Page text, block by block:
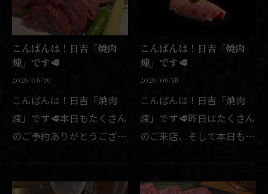
てしまっておりまして、
カ…
相性も◎なので、是非一度
こんばんは！日吉「焼肉
煉」です🥩
2026/06/19
こんばんは！日吉「焼肉
煉」です🥩本日もたくさん
のご予約ありがとうござい
です🪑本日も最高のお肉と
こんばんは！日吉「焼肉
煉」です🥩
2026/06/18
こんばんは！日吉「焼肉
煉」です🥩昨日はたくさん
のご来店、そして本日もご
ルーチーズのポテサラ〜ト